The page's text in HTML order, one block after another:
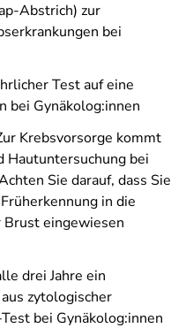
Abstrich) zur
bei
Test auf eine
bei Gynäkolog:innen
Krebsvorsorge kommt
Hautuntersuchung bei
Sie darauf, dass Sie
in die
eingewiesen
drei Jahre ein
zytologischer
bei Gynäkolog:innen